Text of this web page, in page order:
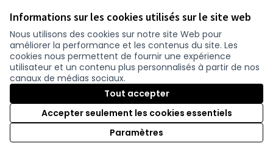
Informations sur les cookies utilisés sur le site web
Nous utilisons des cookies sur notre site Web pour
améliorer la performance et les contenus du site. Les
cookies nous permettent de fournir une expérience
utilisateur et un contenu plus personnalisés à partir de nos
canaux de médias sociaux.
Tout accepter
Accepter seulement les cookies essentiels
Paramètres
Chaumes en retz- pornic
nomiche 0